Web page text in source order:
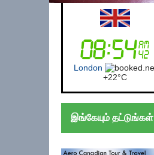
London
+22°C
இங்கேயும் தட்டுங்கள்